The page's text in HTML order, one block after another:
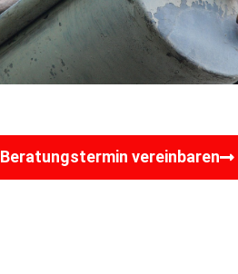
Beratungstermin vereinbaren